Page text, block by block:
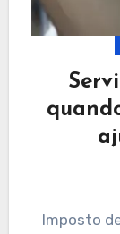
Imposto de Renda é um daqueles temas que